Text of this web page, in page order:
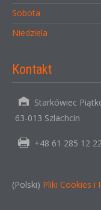
Sobota
Niedziela
Kontakt
Starkówiec
63-013 Szlachcin
+48 61 285 12
(Polski) Pliki Cookies i